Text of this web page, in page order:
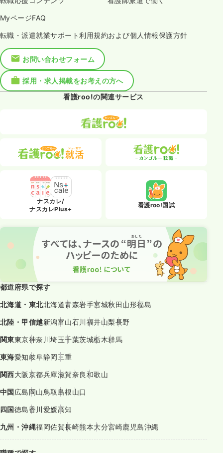
MyページFAQ
転職・派遣就業サポート利用規約および個人情報保護方針
お問い合わせフォーム
採用・求人掲載をお考えの方へ
看護roo!の関連サービス
ナスカレ/
ナスカレPlus+
看護roo!国試
都道府県で探す
北海道・東北北海道青森岩手宮城秋田山形福島
北陸・甲信越新潟富山石川福井山梨長野
関東東京神奈川埼玉千葉茨城栃木群馬
東海愛知岐阜静岡三重
関西大阪京都兵庫滋賀奈良和歌山
中国広島岡山鳥取島根山口
四国徳島香川愛媛高知
九州・沖縄福岡佐賀長崎熊本大分宮崎鹿児島沖縄